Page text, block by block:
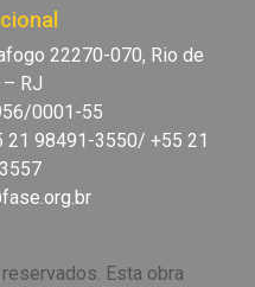
22270-070, Rio de
RJ
0001-55
98491-3550/ +55 21
Esta obra